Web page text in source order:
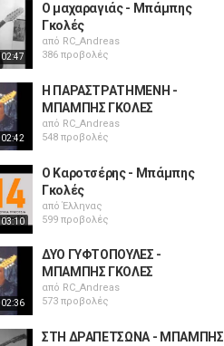
02:47
Ο μαχαραγιάς - Μπάμπης
Γκολές
από RC_Andreas
386 προβολές
02:42
Η ΠΑΡΑΣΤΡΑΤΗΜΕΝΗ -
ΜΠΑΜΠΗΣ ΓΚΟΛΕΣ
από RC_Andreas
548 προβολές
03:10
Ο Καροτσέρης - Μπάμπης
Γκολές
απόΈλληνας
599 προβολές
02:36
ΔΥΟ ΓΥΦΤΟΠΟΥΛΕΣ -
ΜΠΑΜΠΗΣ ΓΚΟΛΕΣ
από RC_Andreas
573 προβολές
ΣΤΗ ΔΡΑΠΕΤΣΩΝΑ - ΜΠΑΜΠΗΣ